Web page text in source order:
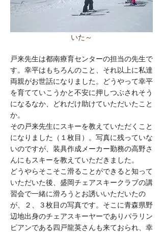
​いた～
戸来先生は都南療育センターの担当の先生で
す。幸平はもちろんのこと、それ以上に私達
両親がお世話になりました。どうやって幸平
を育てていこうかと不安に押しつぶされそう
になるなか、どれだけ助けていただいたこと
か。
その戸来先生にスキーを教えていただくこと
になりました（１枚目）。写真に残っていな
いのですが、装具作成メーカー勤務の高野さ
んにもスキーを教えていただきました。
どうやらそこそこ滑ることができると知って
いただいた後、盛岡チェアスキークラブの講
習会で一緒に滑ろうとお誘いいただいたの
が、２、３枚目の写真です。そこに青森県野
辺地出身のチェアスキーヤーでありパラリン
ピアンである四戸龍英さんも来ておられ、幸